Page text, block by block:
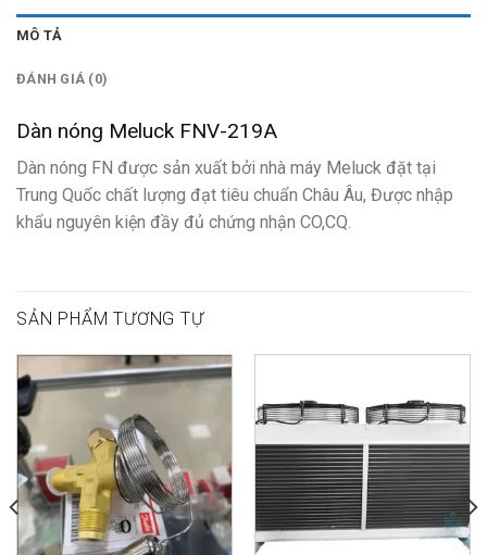
MÔ TẢ
ĐÁNH GIÁ (0)
Dàn nóng Meluck FNV-219A
Dàn nóng FN được sản xuất bởi nhà máy Meluck đặt tại
Trung Quốc chất lượng đạt tiêu chuẩn Châu Âu, Được nhập
khẩu nguyên kiện đầy đủ chứng nhận CO,CQ.
SẢN PHẨM TƯƠNG TỰ